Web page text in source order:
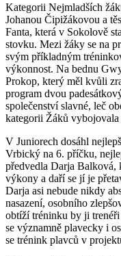
Kategorii Nejmladších
Johanou Čipižákovou a
Fanta, která v Sokolově
stovku. Mezi žáky se na
svým příkladným
výkonnost. Na bednu
Prokop, který měl kvůli
program dvou
společenství slavné, leč
kategorii Žáků
V Juniorech dosáhl
Vrbický na 6. příčku,
předvedla Darja Balková,
výkony a daří se jí je
Darja asi nebude nikdy
nasazení, osobního
obtíží tréninku by ji
se významně plavecky i
se trénink plavců v